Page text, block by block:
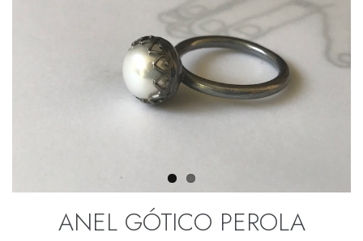
ANEL GÓTICO PEROLA